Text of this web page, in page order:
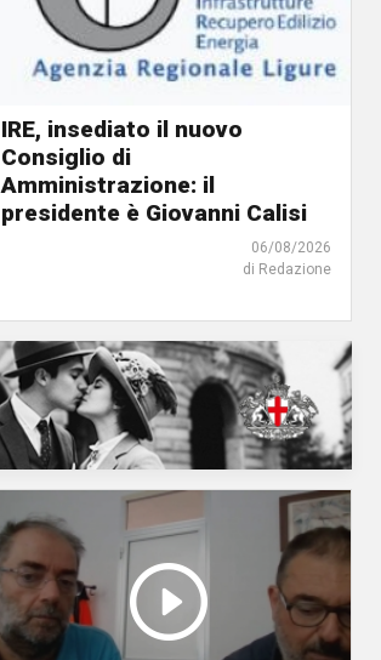
IRE, insediato il nuovo
Consiglio di
Amministrazione: il
presidente è Giovanni Calisi
06/08/2026
di Redazione